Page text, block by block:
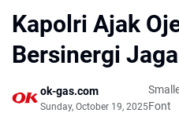
Kapolri Ajak
Bersinergi
ok-gas.com
Sunday, October 19, 2025Font